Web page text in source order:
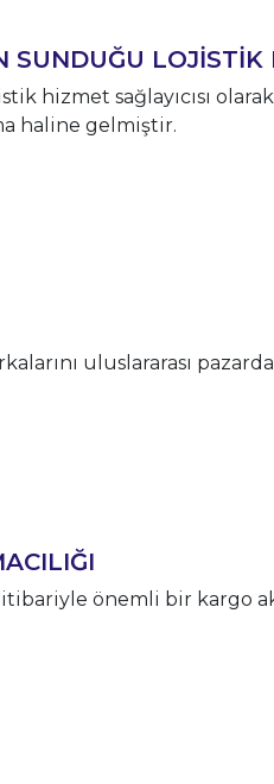
SUNDUĞU
hizmet sağlayıcısı
haline gelmiştir.
uluslararası
önemli bir kargo